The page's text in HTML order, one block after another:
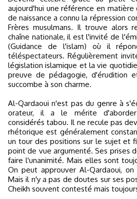
aujourd'hui une référence en matière
de naissance a connu la répression
Frères musulmans. Il trouve alors
chaîne nationale, il est l'invité de
(Guidance de l'islam) où il
téléspectateurs. Régulièrement
législation islamique et la vie
preuve de pédagogie, d'érudition
succombe à son charme.
Al-Qardaoui n'est pas du genre à
orateur, il a le mérite
considérés tabou. Il ne recule pas
rhétorique est généralement
un tour des positions sur le sujet et
point de vue argumenté. Ses prises
faire l'unanimité. Mais elles sont
On peut approuver Al-Qardaoui,
Mais il n'y a pas de doutes sur ses
Cheikh souvent contesté mais